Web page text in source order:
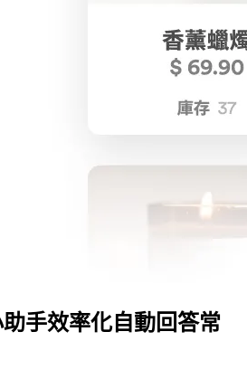
手效率化自動回答常